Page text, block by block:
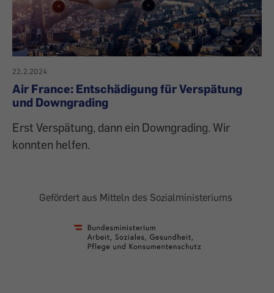
22.2.2024
Air France: Entschädigung für Verspätung
und Downgrading
Erst Verspätung, dann ein Downgrading. Wir
konnten helfen.
Gefördert aus Mitteln des Sozialministeriums